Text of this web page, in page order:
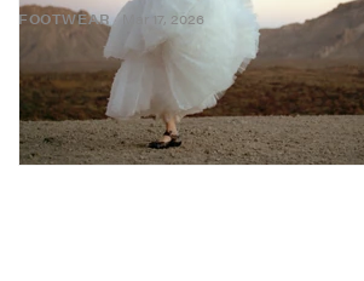
FOOTWEAR Mar 17, 2026